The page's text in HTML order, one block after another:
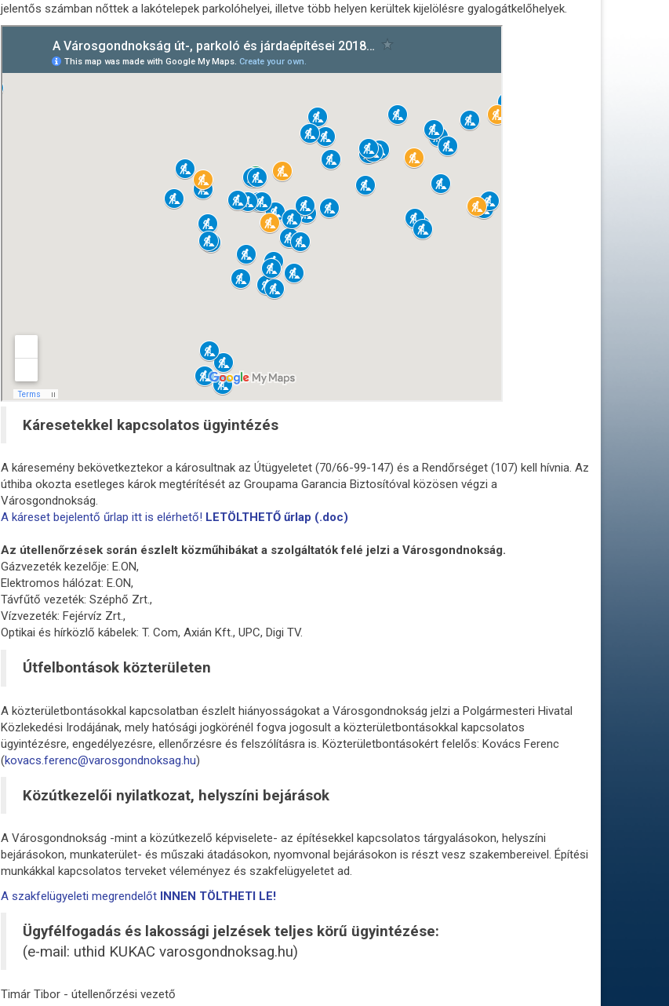
jelentős számban nőttek a lakótelepek parkolóhelyei, illetve több helyen kerültek kijelölésre gyalogátkelőhelyek.
Káresetekkel kapcsolatos ügyintézés
A káresemény bekövetkeztekor a károsultnak az Útügyeletet (70/66-99-147) és a Rendőrséget (107) kell hívnia. Az
úthiba okozta esetleges károk megtérítését az Groupama Garancia Biztosítóval közösen végzi a
Városgondnokság.
A káreset bejelentő űrlap itt is elérhető! LETÖLTHETŐ űrlap (.doc)
Az útellenőrzések során észlelt közműhibákat a szolgáltatók felé jelzi a Városgondnokság.
Gázvezeték kezelője: E.ON,
Elektromos hálózat: E.ON,
Távfűtő vezeték: Széphő Zrt.,
Vízvezeték: Fejérvíz Zrt.,
Optikai és hírközlő kábelek: T. Com, Axián Kft., UPC, Digi TV.
Útfelbontások közterületen
A közterületbontásokkal kapcsolatban észlelt hiányosságokat a Városgondnokság jelzi a Polgármesteri Hivatal
Közlekedési Irodájának, mely hatósági jogkörénél fogva jogosult a közterületbontásokkal kapcsolatos
ügyintézésre, engedélyezésre, ellenőrzésre és felszólításra is. Közterületbontásokért felelős: Kovács Ferenc
(kovacs.ferenc@varosgondnoksag.hu)
Közútkezelői nyilatkozat, helyszíni bejárások
A Városgondnokság -mint a közútkezelő képviselete- az építésekkel kapcsolatos tárgyalásokon, helyszíni
bejárásokon, munkaterület- és műszaki átadásokon, nyomvonal bejárásokon is részt vesz szakembereivel. Építési
munkákkal kapcsolatos terveket véleményez és szakfelügyeletet ad.
A szakfelügyeleti megrendelőt INNEN TÖLTHETI LE!
Ügyfélfogadás és lakossági jelzések teljes körű ügyintézése:
(e-mail: uthid KUKAC varosgondnoksag.hu)
Timár Tibor - útellenőrzési vezető